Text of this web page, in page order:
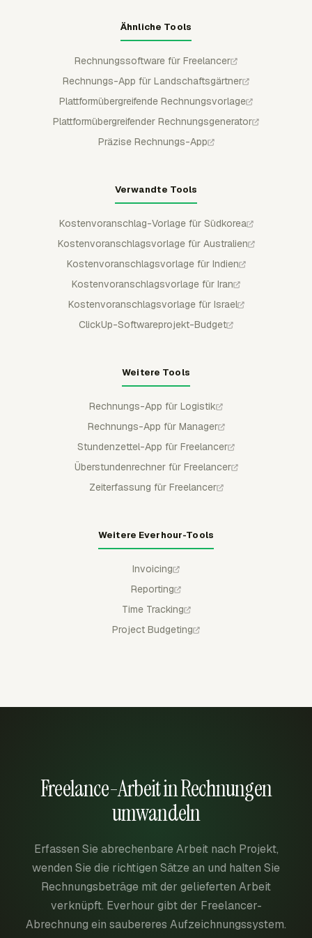
Ähnliche Tools
Rechnungssoftware für Freelancer
Rechnungs-App für Landschaftsgärtner
Plattformübergreifende Rechnungsvorlage
Plattformübergreifender Rechnungsgenerator
Präzise Rechnungs-App
Verwandte Tools
Kostenvoranschlag-Vorlage für Südkorea
Kostenvoranschlagsvorlage für Australien
Kostenvoranschlagsvorlage für Indien
Kostenvoranschlagsvorlage für Iran
Kostenvoranschlagsvorlage für Israel
ClickUp-Softwareprojekt-Budget
Weitere Tools
Rechnungs-App für Logistik
Rechnungs-App für Manager
Stundenzettel-App für Freelancer
Überstundenrechner für Freelancer
Zeiterfassung für Freelancer
Weitere Everhour-Tools
Invoicing
Reporting
Time Tracking
Project Budgeting
Freelance-Arbeit in Rechnungen
umwandeln
Erfassen Sie abrechenbare Arbeit nach Projekt,
wenden Sie die richtigen Sätze an und halten Sie
Rechnungsbeträge mit der gelieferten Arbeit
verknüpft. Everhour gibt der Freelancer-
Abrechnung ein saubereres Aufzeichnungssystem.